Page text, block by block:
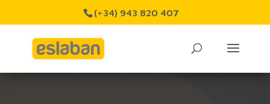
(+34) 943 820 407